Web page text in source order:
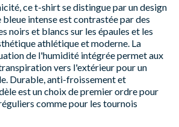
ce t-shirt se distingue par un design
bleue intense est contrastée par des
noirs et blancs sur les épaules et les
athlétique et moderne. La
de l'humidité intégrée permet aux
vers l'extérieur pour un
Durable, anti-froissement et
est un choix de premier ordre pour
comme pour les tournois